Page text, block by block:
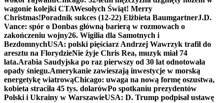
wagonie kolejki CTAWesołych Świąt! Merry
Christmas!Poradnik sukces (12-22) Elżbieta BaumgartnerJ.D.
Vance: spór o Donbas główną barierą w rozmowach o
zakończeniu wojny26. Wigilia dla Samotnych i
BezdomnychUSA: polski pięściarz Andrzej Wawrzyk trafił do
aresztu na FlorydzieNie żyje Chris Rea, muzyk miał 74
lata.Arabia Saudyjska po raz pierwszy od 30 lat odnotowała
opady śniegu.Amerykanie zawieszają inwestycje w morską
energetykę wiatrowąChicago: uwaga na nową formę oszustwa,
kobieta straciła 45 tys. dolarówPo spotkaniu prezydentów
Polski i Ukrainy w WarszawieUSA: D. Trump podpisał ustawę